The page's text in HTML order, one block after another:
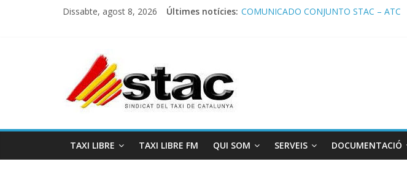
Dissabte, agost 8, 2026 Últimes notícies:
COMUNICADO CONJUNTO STAC – ATC
TAXI LIBRE TAXI LIBRE FM QUI SOM SERVEIS DOCUMENTACIÓ